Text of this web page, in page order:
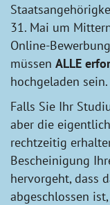
31. Mai um
Online-
müssen ALLE
hochgeladen sein.
Falls Sie Ihr
aber die
rechtzeitig
Bescheinigung
hervorgeht, dass
abgeschlossen